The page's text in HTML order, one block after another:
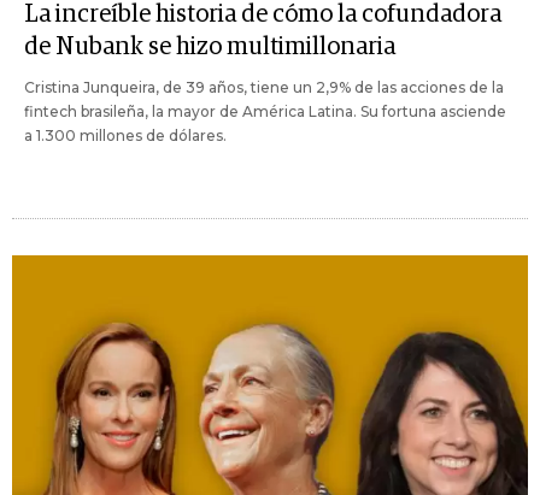
La increíble historia de cómo la cofundadora
de Nubank se hizo multimillonaria
Cristina Junqueira, de 39 años, tiene un 2,9% de las acciones de la
fintech brasileña, la mayor de América Latina. Su fortuna asciende
a 1.300 millones de dólares.